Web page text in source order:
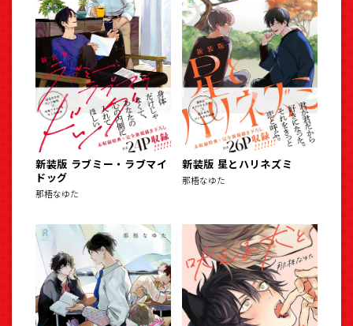
新装版 ラブミー・ラブマイ
ドッグ
那梧なゆた
新装版 星とハリネズミ
那梧なゆた